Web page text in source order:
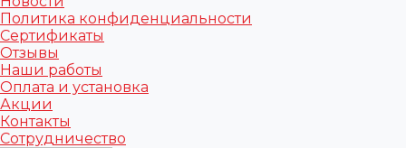
Политика конфиденциальности
Сертификаты
Отзывы
Наши работы
Оплата и установка
Акции
Контакты
Сотрудничество